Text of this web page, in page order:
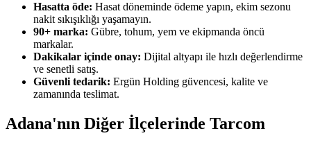
Hasatta öde: Hasat döneminde ödeme yapın, ekim sezonu
nakit sıkışıklığı yaşamayın.
90+ marka: Gübre, tohum, yem ve ekipmanda öncü
markalar.
Dakikalar içinde onay: Dijital altyapı ile hızlı değerlendirme
ve senetli satış.
Güvenli tedarik: Ergün Holding güvencesi, kalite ve
zamanında teslimat.
Adana'nın Diğer İlçelerinde Tarcom